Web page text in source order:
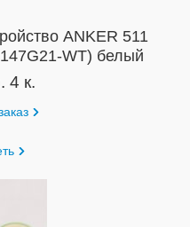
ANKER 511
WT) белый
4 к.